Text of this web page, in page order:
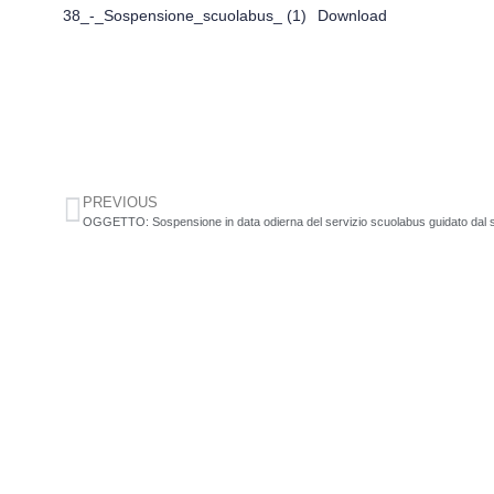
38_-_Sospensione_scuolabus_ (1) Download
PREVIOUS